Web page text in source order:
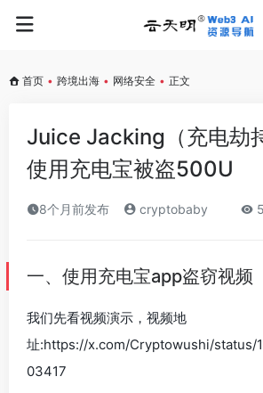
首页 • 跨境出海 • 网络安全 • 正文
Juice Jacking（充电劫
使用充电宝被盗500U
8个月前发布 cryptobaby
一、使用充电宝app盗窃视频
我们先看视频演示，视频地
址:https://x.com/Cryptowushi/status/
03417